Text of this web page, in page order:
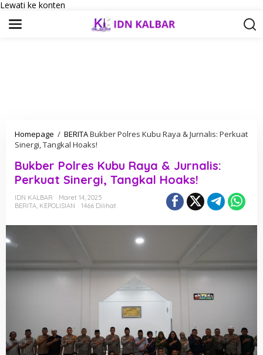
Lewati ke konten
Homepage / BERITABukber Polres Kubu Raya & Jurnalis: Perkuat
Sinergi, Tangkal Hoaks!
Bukber Polres Kubu Raya & Jurnalis:
Perkuat Sinergi, Tangkal Hoaks!
IDN KALBAR
Maret 14, 2025
BERITA, KEPOLISIAN 1466 Dilihat